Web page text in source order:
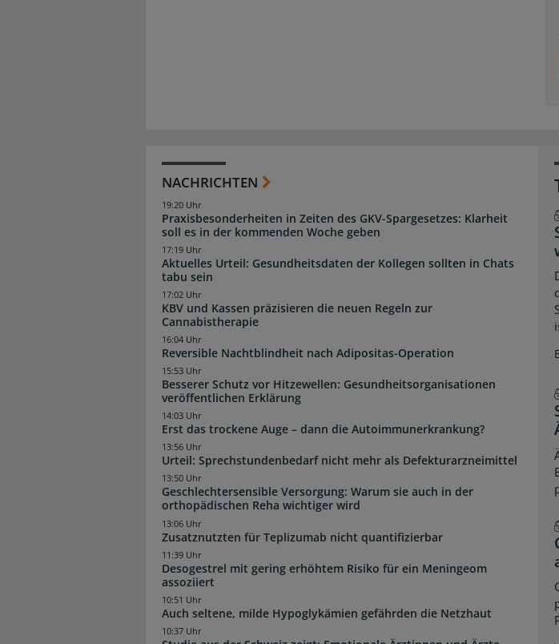
NACHRICHTEN
Praxisbesonderheiten in Zeiten des GKV-Spargesetzes: Klarheit
soll es in der kommenden Woche geben
19:20 Uhr
Aktuelles Urteil: Gesundheitsdaten der Kollegen sollten in Chats
tabu sein
17:19 Uhr
KBV und Kassen präzisieren die neuen Regeln zur
Cannabistherapie
17:02 Uhr
Reversible Nachtblindheit nach Adipositas-Operation
16:04 Uhr
Besserer Schutz vor Hitzewellen: Gesundheitsorganisationen
veröffentlichen Erklärung
15:53 Uhr
Erst das trockene Auge – dann die Autoimmunerkrankung?
14:03 Uhr
Urteil: Sprechstundenbedarf nicht mehr als Defekturarzneimittel
13:56 Uhr
Geschlechtersensible Versorgung: Warum sie auch in der
orthopädischen Reha wichtiger wird
13:50 Uhr
Zusatznutzten für Teplizumab nicht quantifizierbar
13:06 Uhr
Desogestrel mit gering erhöhtem Risiko für ein Meningeom
assoziiert
11:39 Uhr
Auch seltene, milde Hypoglykämien gefährden die Netzhaut
10:51 Uhr
10:37 Uhr